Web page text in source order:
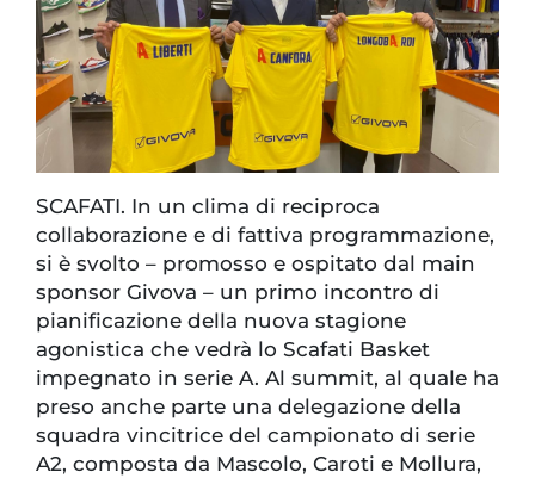
SCAFATI. In un clima di reciproca
collaborazione e di fattiva programmazione,
si è svolto – promosso e ospitato dal main
sponsor Givova – un primo incontro di
pianificazione della nuova stagione
agonistica che vedrà lo Scafati Basket
impegnato in serie A. Al summit, al quale ha
preso anche parte una delegazione della
squadra vincitrice del campionato di serie
A2, composta da Mascolo, Caroti e Mollura,